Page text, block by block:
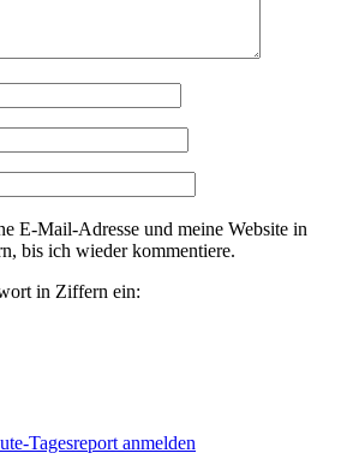
E-Mail-Adresse und meine Website in
bis ich wieder kommentiere.
in Ziffern ein: